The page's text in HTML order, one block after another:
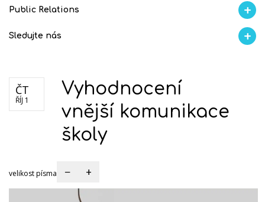
Aktuality Proběhlo na GMVV AI Ambasador
Public Relations
Školní magazín REFRESH Soutěže
Sledujte nás
ČT
ŘÍJ 1
Vyhodnocení
vnější komunikace
školy
velikost písma − +